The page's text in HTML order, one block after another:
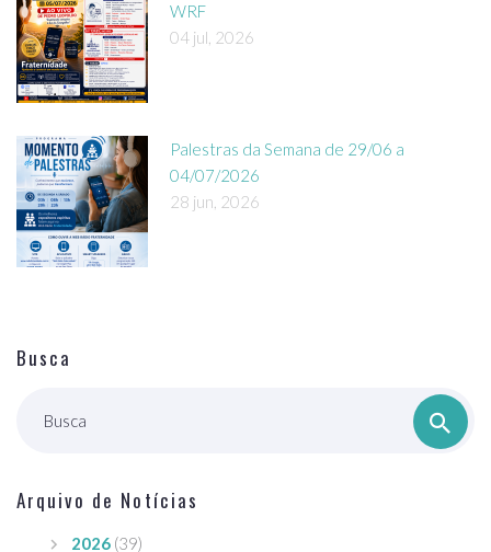
WRF
04 jul, 2026
Palestras da Semana de 29/06 a
04/07/2026
28 jun, 2026
Busca
Busca
Arquivo de Notícias
2026 (39)